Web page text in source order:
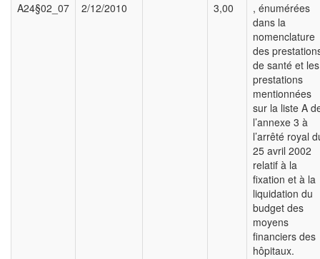
A24§02_07
2/12/2010 3,00
, énumérées
dans la
nomenclature
des
de santé et les
prestations
mentionnées
sur la liste A
l’annexe 3 à
l’arrêté royal
25 avril 2002
relatif à la
fixation et à la
liquidation du
budget des
moyens
financiers des
hôpitaux.